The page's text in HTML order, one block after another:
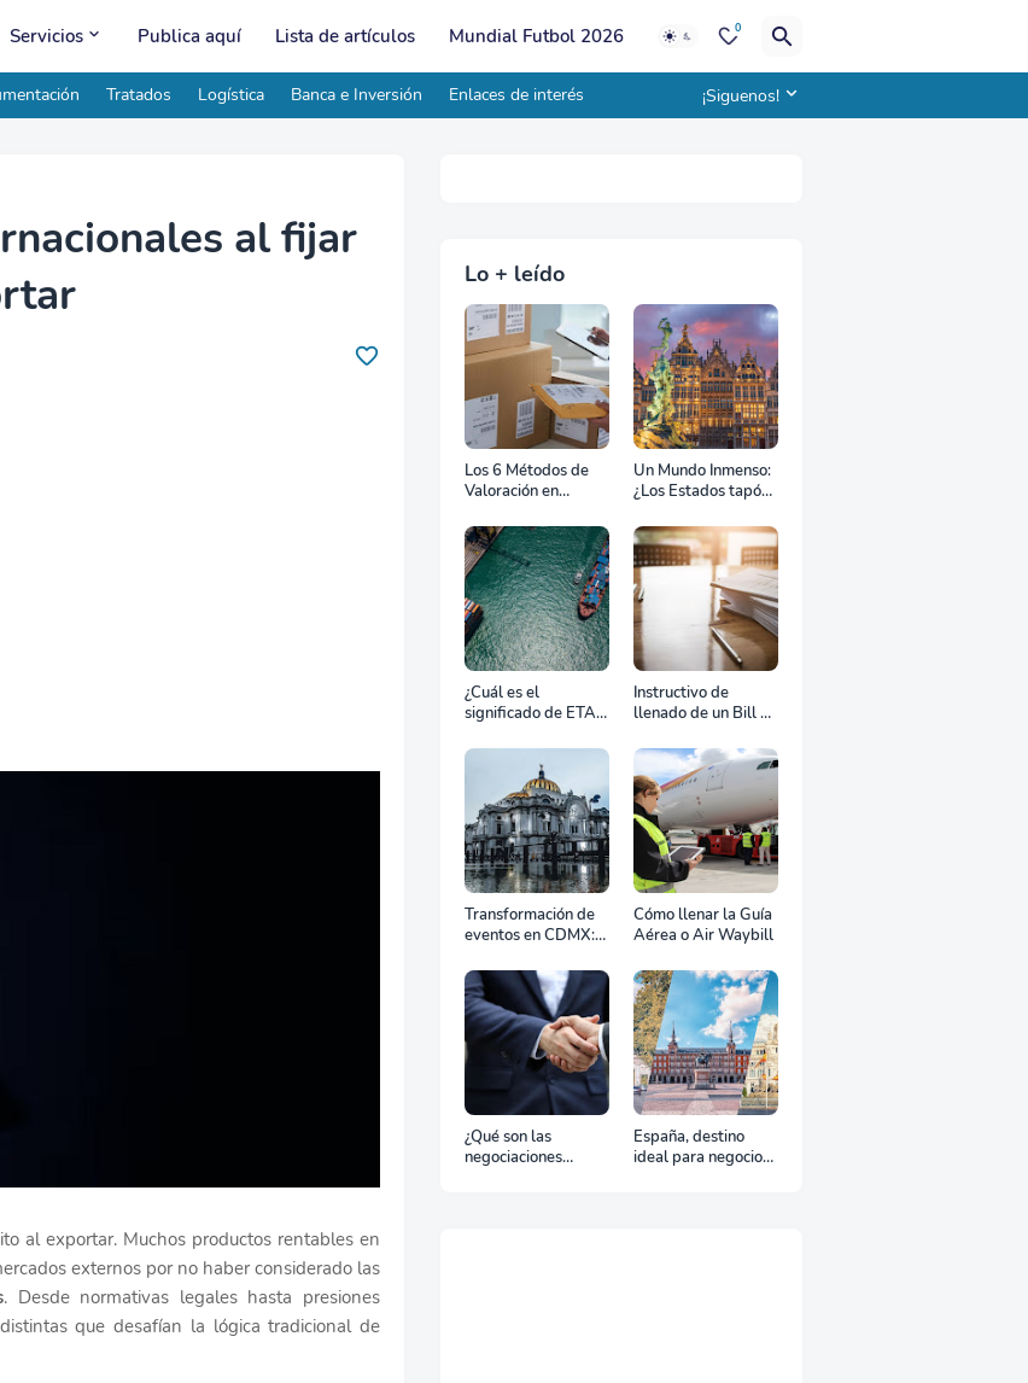
Servicios Publica aquí Lista de artículos Mundial Futbol 2026 0
Tratados Logística Banca e Inversión Enlaces de interés ¡Siguenos!
al fijar
al exportar. Muchos productos rentables en
externos por no haber considerado las
. Desde normativas legales hasta presiones
que desafían la lógica tradicional de
Lo + leído
Los 6 Métodos de
Valoración en
Un Mundo Inmenso:
¿Los Estados tapón,
o zona de combate?
¿Cuál es el
significado de ETA,
el transporte
marítimo?
Instructivo de
llenado de un Bill of
Transformación de
eventos en CDMX:
profesional de
equipos define el
éxito de tu
celebración
Cómo llenar la Guía
Aérea o Air Waybill
¿Qué son las
negociaciones
España, destino
ideal para negocios